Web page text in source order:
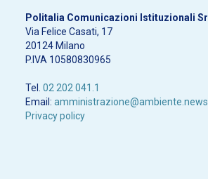
Politalia Comunicazioni Istituzionali Srl
Via Felice Casati, 17
20124 Milano
P.IVA 10580830965
Tel. 02 202 041.1
Email: amministrazione@ambiente.news
Privacy policy